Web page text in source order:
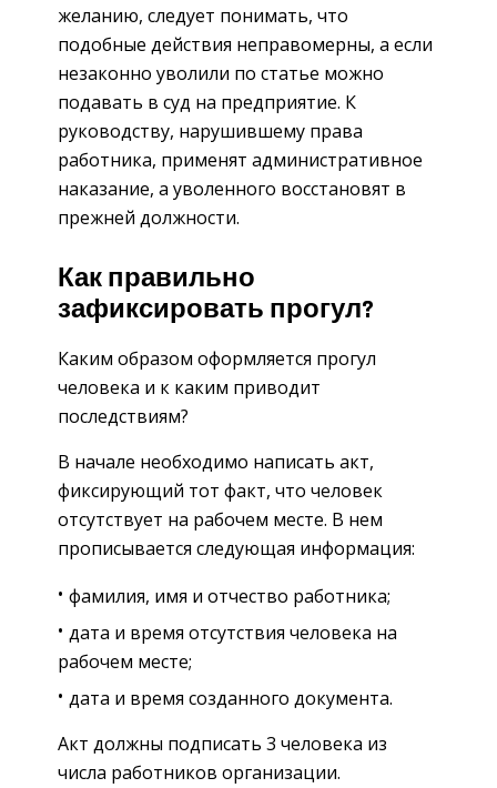
желанию, следует понимать, что
подобные действия неправомерны, а если
незаконно уволили по статье можно
подавать в суд на предприятие. К
руководству, нарушившему права
работника, применят административное
наказание, а уволенного восстановят в
прежней должности.
Как правильно
зафиксировать прогул?
Каким образом оформляется прогул
человека и к каким приводит
последствиям?
В начале необходимо написать акт,
фиксирующий тот факт, что человек
отсутствует на рабочем месте. В нем
прописывается следующая информация:
фамилия, имя и отчество работника;
дата и время отсутствия человека на
рабочем месте;
дата и время созданного документа.
Акт должны подписать 3 человека из
числа работников организации.